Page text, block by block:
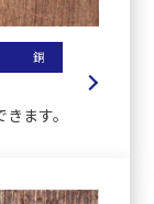
銅
ます。